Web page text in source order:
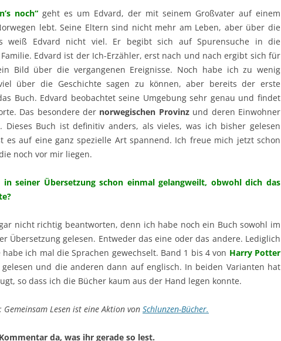
noch“ geht es um Edvard, der mit seinem Großvater auf einem
lebt. Seine Eltern sind nicht mehr am Leben, aber über die
weiß Edvard nicht viel. Er begibt sich auf Spurensuche in die
Edvard ist der Ich-Erzähler, erst nach und nach ergibt sich für
Bild über die vergangenen Ereignisse. Noch habe ich zu wenig
über die Geschichte sagen zu können, aber bereits der erste
Buch. Edvard beobachtet seine Umgebung sehr genau und findet
Das besondere der norwegischen Provinzund deren Einwohner
Dieses Buch ist definitiv anders, als vieles, was ich bisher gelesen
es auf eine ganz spezielle Art spannend. Ich freue mich jetzt schon
noch vor mir liegen.
seiner Übersetzung schon einmal gelangweilt, obwohl dich das
nicht richtig beantworten, denn ich habe noch ein Buch sowohl im
Übersetzung gelesen. Entweder das eine oder das andere. Lediglich
ich mal die Sprachen gewechselt. Band 1 bis 4 von Harry Potter
und die anderen dann auf englisch. In beiden Varianten hat
so dass ich die Bücher kaum aus der Hand legen konnte.
Lesen ist eine Aktion von Schlunzen-Bücher.
da, was ihr gerade so lest.